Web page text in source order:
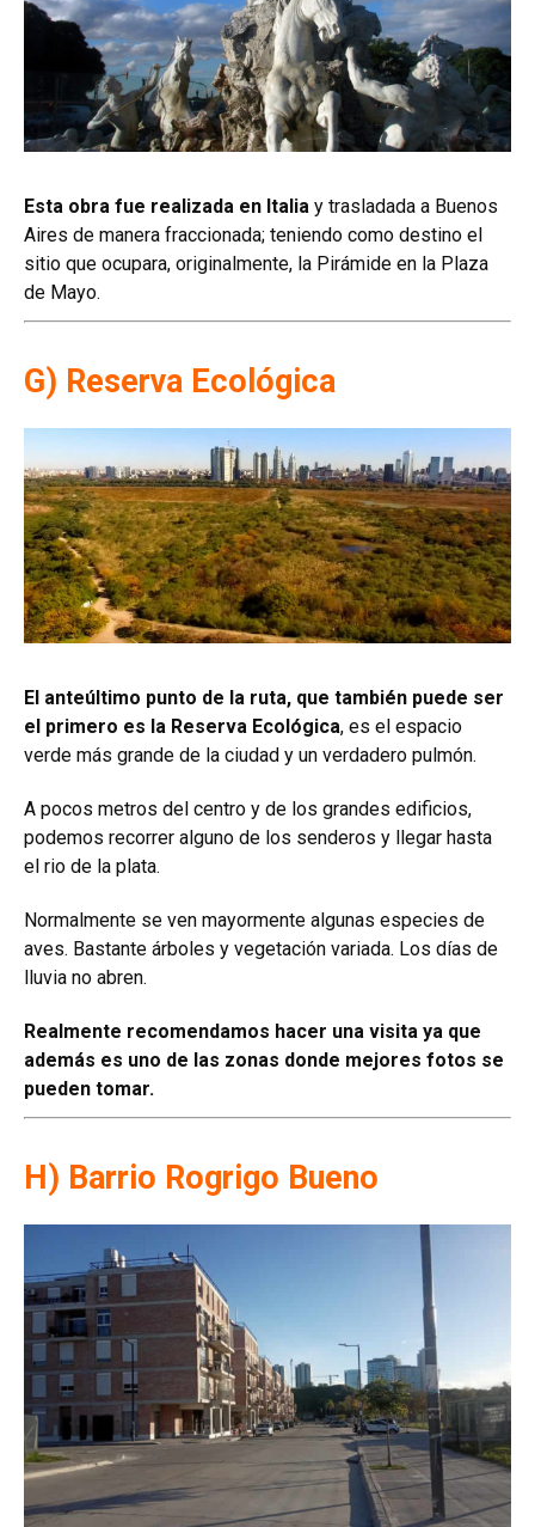
Esta obra fue realizada en Italia y trasladada a Buenos
Aires de manera fraccionada; teniendo como destino el
sitio que ocupara, originalmente, la Pirámide en la Plaza
de Mayo.
G) Reserva Ecológica
El anteúltimo punto de la ruta, que también puede ser
el primero es la Reserva Ecológica, es el espacio
verde más grande de la ciudad y un verdadero pulmón.
A pocos metros del centro y de los grandes edificios,
podemos recorrer alguno de los senderos y llegar hasta
el rio de la plata.
Normalmente se ven mayormente algunas especies de
aves. Bastante árboles y vegetación variada. Los días de
lluvia no abren.
Realmente recomendamos hacer una visita ya que
además es uno de las zonas donde mejores fotos se
pueden tomar.
H) Barrio Rogrigo Bueno